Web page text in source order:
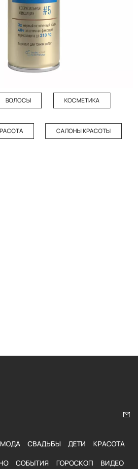
ВОЛОСЫ КОСМЕТИКА
САЛОНЫ КРАСОТЫ
МОДА СВАДЬБЫ ДЕТИ КРАСОТА
СОБЫТИЯ ГОРОСКОП ВИДЕО